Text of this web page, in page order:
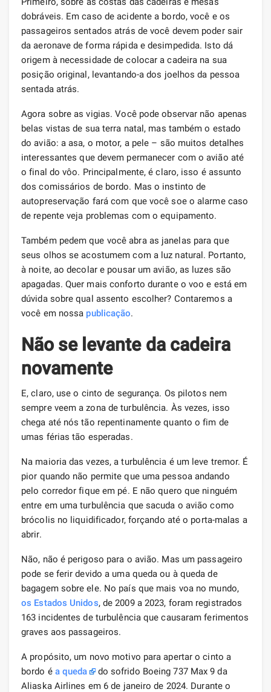
dobráveis. Em caso de acidente a bordo, você e os
passageiros sentados atrás de você devem poder sair
da aeronave de forma rápida e desimpedida. Isto dá
origem à necessidade de colocar a cadeira na sua
posição original, levantando-a dos joelhos da pessoa
sentada atrás.
Agora sobre as vigias. Você pode observar não apenas
belas vistas de sua terra natal, mas também o estado
do avião: a asa, o motor, a pele – são muitos detalhes
interessantes que devem permanecer com o avião até
o final do vôo. Principalmente, é claro, isso é assunto
dos comissários de bordo. Mas o instinto de
autopreservação fará com que você soe o alarme caso
de repente veja problemas com o equipamento.
Também pedem que você abra as janelas para que
seus olhos se acostumem com a luz natural. Portanto,
à noite, ao decolar e pousar um avião, as luzes são
apagadas. Quer mais conforto durante o voo e está em
dúvida sobre qual assento escolher? Contaremos a
você em nossa publicação.
Não se levante da cadeira
novamente
E, claro, use o cinto de segurança. Os pilotos nem
sempre veem a zona de turbulência. Às vezes, isso
chega até nós tão repentinamente quanto o fim de
umas férias tão esperadas.
Na maioria das vezes, a turbulência é um leve tremor. É
pior quando não permite que uma pessoa andando
pelo corredor fique em pé. E não quero que ninguém
entre em uma turbulência que sacuda o avião como
brócolis no liquidificador, forçando até o porta-malas a
abrir.
Não, não é perigoso para o avião. Mas um passageiro
pode se ferir devido a uma queda ou à queda de
bagagem sobre ele. No país que mais voa no mundo,
os Estados Unidos, de 2009 a 2023, foram registrados
163 incidentes de turbulência que causaram ferimentos
graves aos passageiros.
A propósito, um novo motivo para apertar o cinto a
bordo é a queda
do sofrido Boeing 737 Max 9 da
Aliaska Airlines em 6 de janeiro de 2024. Durante o